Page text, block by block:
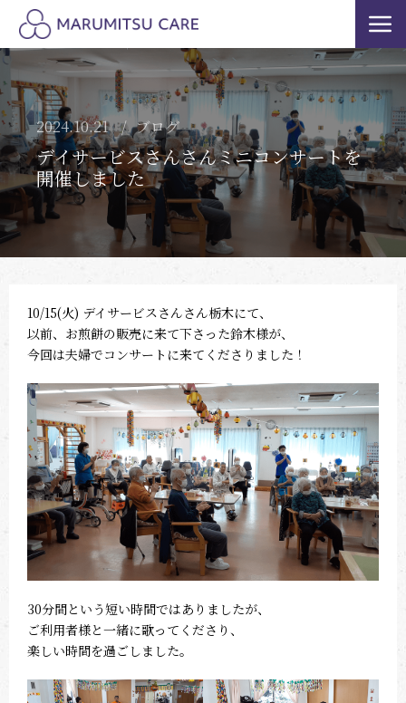
2024.10.21 ブログ
デイサービスさんさんミニコンサートを
開催しました
10/15(火) デイサービスさんさん栃木にて、
以前、お煎餅の販売に来て下さった鈴木様が、
今回は夫婦でコンサートに来てくださりました！
30分間という短い時間ではありましたが、
ご利用者様と一緒に歌ってくださり、
楽しい時間を過ごしました。